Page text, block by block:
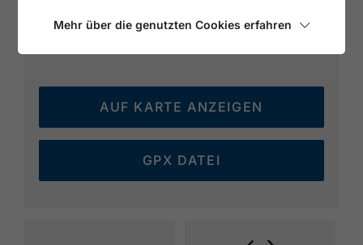
AUF KARTE ANZEIGEN
GPX DATEI
Mehr über die genutzten Cookies erfahren